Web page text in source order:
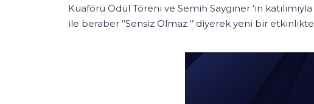
Kuaförü Ödül Töreni ve Semih Saygıner ‘in
ile beraber ‘’Sensiz Olmaz ‘’ diyerek yeni bir